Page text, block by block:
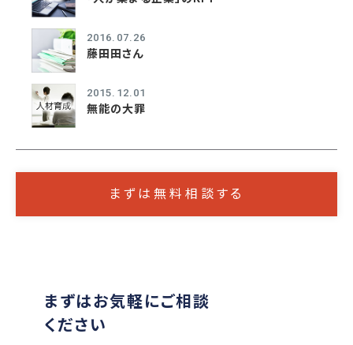
2016.07.26
藤田田さん
2015.12.01
無能の大罪
まずは無料相談する
まずはお気軽にご相談
ください